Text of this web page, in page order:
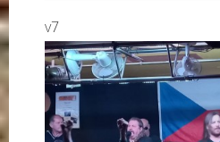
v7